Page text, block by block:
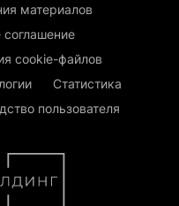
материалов
соглашение
cookie-файлов
Статистика
пользователя